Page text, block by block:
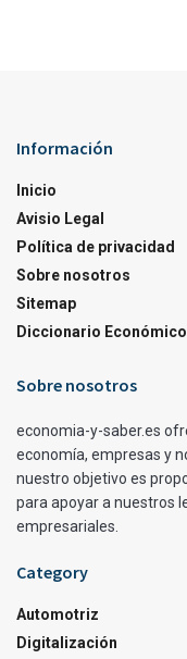
Información
Inicio
Avisio Legal
Política de privacidad
Sobre nosotros
Sitemap
Diccionario Económico
Sobre nosotros
economia-y-saber.es
economía, empresas y
nuestro objetivo es
para apoyar a nuestros
empresariales.
Category
Automotriz
Digitalización